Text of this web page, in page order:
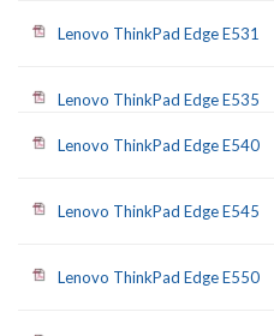
Lenovo ThinkPad Edge E531
Lenovo ThinkPad Edge E535
Lenovo ThinkPad Edge E540
Lenovo ThinkPad Edge E545
Lenovo ThinkPad Edge E550